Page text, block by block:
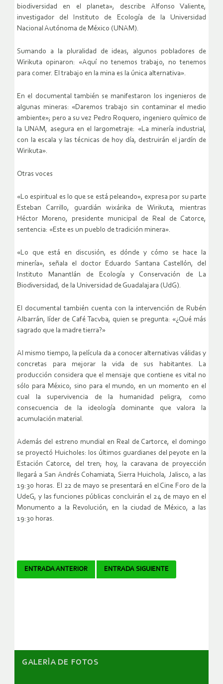
biodiversidad en el planeta», describe Alfonso Valiente,
investigador del Instituto de Ecología de la Universidad
Nacional Autónoma de México (UNAM).
Sumando a la pluralidad de ideas, algunos pobladores de
Wirikuta opinaron: «Aquí no tenemos trabajo, no tenemos
para comer. El trabajo en la mina es la única alternativa».
En el documental también se manifestaron los ingenieros de
algunas mineras: «Daremos trabajo sin contaminar el medio
ambiente»; pero a su vez Pedro Roquero, ingeniero químico de
la UNAM, asegura en el largometraje: «La minería industrial,
con la escala y las técnicas de hoy día, destruirán el jardín de
Wirikuta».
Otras voces
«Lo espiritual es lo que se está peleando», expresa por su parte
Esteban Carrillo, guardián wixárika de Wirikuta, mientras
Héctor Moreno, presidente municipal de Real de Catorce,
sentencia: «Este es un pueblo de tradición minera».
«Lo que está en discusión, es dónde y cómo se hace la
minería», señala el doctor Eduardo Santana Castellón, del
Instituto Manantlán de Ecología y Conservación de La
Biodiversidad, de la Universidad de Guadalajara (UdG).
El documental también cuenta con la intervención de Rubén
Albarrán, líder de Café Tacvba, quien se pregunta: «¿Qué más
sagrado que la madre tierra?»
Al mismo tiempo, la película da a conocer alternativas válidas y
concretas para mejorar la vida de sus habitantes. La
producción considera que el mensaje que contiene es vital no
sólo para México, sino para el mundo, en un momento en el
cual la supervivencia de la humanidad peligra, como
consecuencia de la ideología dominante que valora la
acumulación material.
Además del estreno mundial en Real de Cartorce, el domingo
se proyectó Huicholes: los últimos guardianes del peyote en la
Estación Catorce, del tren; hoy, la caravana de proyección
llegará a San Andrés Cohamiata, Sierra Huichola, Jalisco, a las
19:30 horas. El 22 de mayo se presentará en el Cine Foro de la
UdeG, y las funciones públicas concluirán el 24 de mayo en el
Monumento a la Revolución, en la ciudad de México, a las
19:30 horas.
Navegador
ENTRADA ANTERIOR ENTRADA SIGUIENTE
GALERÌA DE FOTOS